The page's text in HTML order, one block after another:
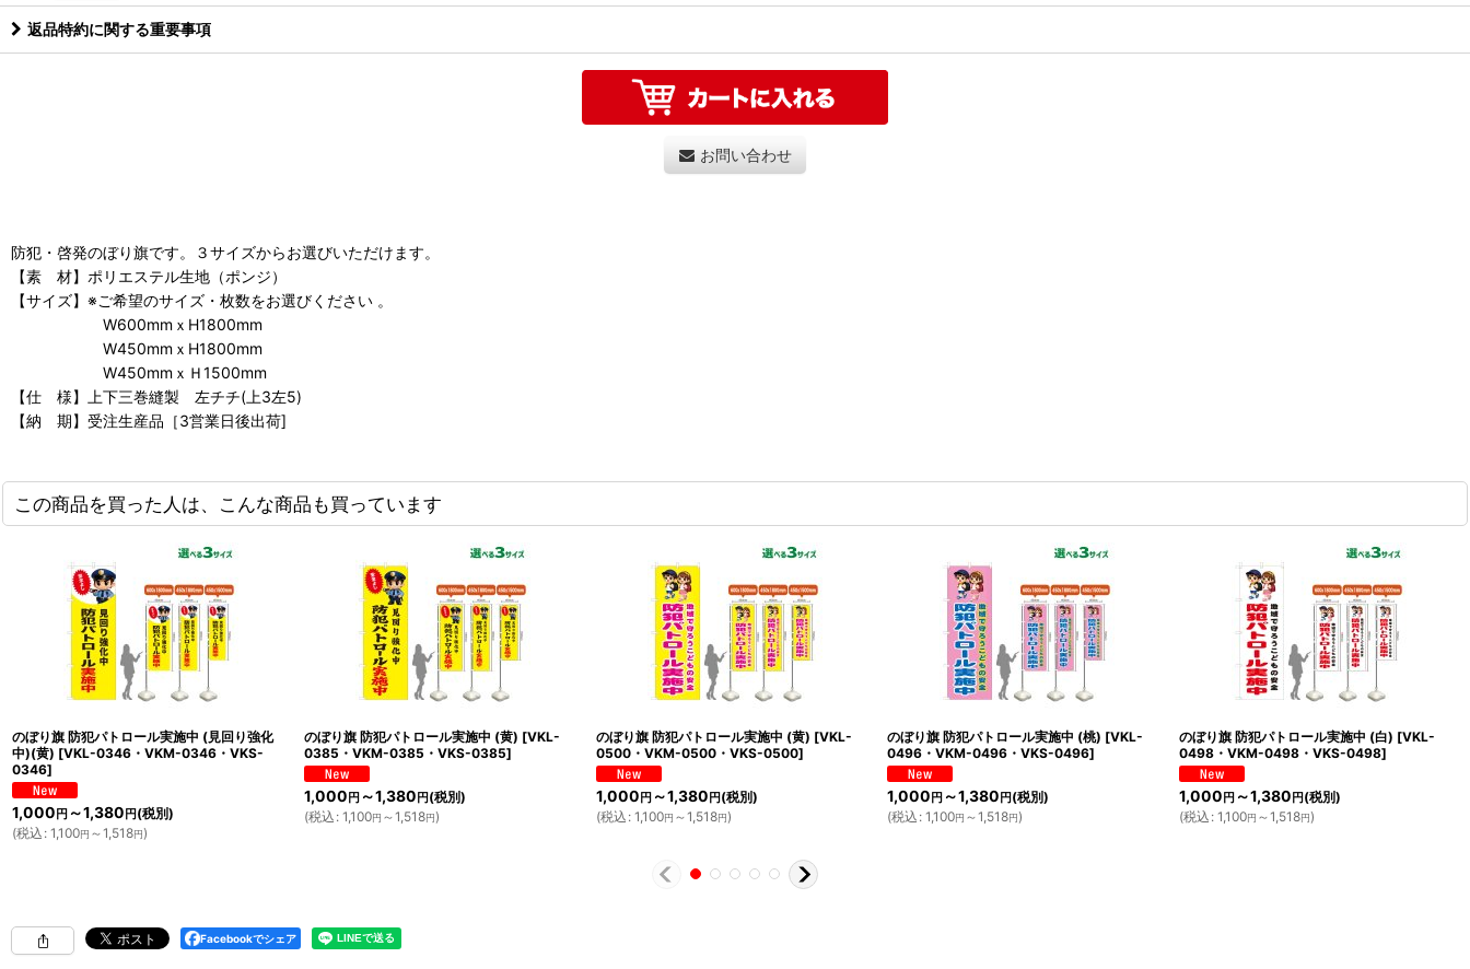
返品特約に関する重要事項
お問い合わせ
防犯・啓発のぼり旗です。３サイズからお選びいただけます。
【素 材】ポリエステル生地（ポンジ）
【サイズ】※ご希望のサイズ・枚数をお選びください 。
W600mmｘH1800mm
W450mmｘH1800mm
W450mmｘＨ1500mm
【仕 様】上下三巻縫製 左チチ(上3左5)
【納 期】受注生産品［3営業日後出荷]
この商品を買った人は、こんな商品も買っています
のぼり旗 防犯パトロール実施中 (見回り強化
中)(黄) [VKL-0346・VKM-0346・VKS-
0346]
1,000 円 ～1,380 円 (税別)
(税込 : 1,100円 ～1,518円)
のぼり旗 防犯パトロール実施中 (黄) [VKL-
0385・VKM-0385・VKS-0385]
1,000 円～1,380 円(税別)
(税込 : 1,100円 ～1,518円)
のぼり旗 防犯パトロール実施中 (黄) [VKL-
0500・VKM-0500・VKS-0500]
1,000 円～1,380 円(税別)
(税込 : 1,100円 ～1,518円)
のぼり旗 防犯パトロール実施中 (桃) [VKL-
0496・VKM-0496・VKS-0496]
1,000 円 ～1,380 円 (税別)
(税込 : 1,100円 ～1,518円)
のぼり旗 防犯パトロール実施中 (白) [VKL-
0498・VKM-0498・VKS-0498]
1,000 円 ～1,380 円 (税別)
(税込 : 1,100円 ～1,518円)
Facebookでシェア